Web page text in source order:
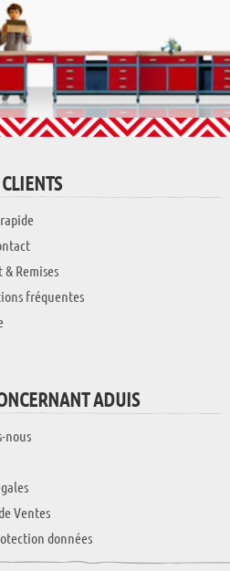
Remises
fréquentes
ADUIS
nous
Ventes
données